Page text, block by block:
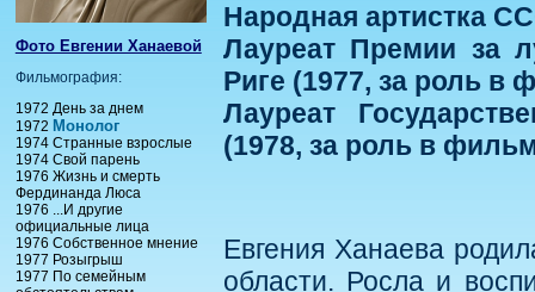
Фото Евгении Ханаевой
Фильмография:
1972 День за днем
1972 Монолог
1974 Странные взрослые
1974 Свой парень
1976 Жизнь и смерть
Фердинанда Люса
1976 ...И другие
официальные лица
1976 Собственное мнение
1977 Розыгрыш
1977 По семейным
Народная артистка
Лауреат Премии за
Риге (1977, за роль
Лауреат
(1978, за роль в
Евгения Ханаева
области. Росла и